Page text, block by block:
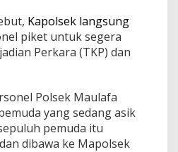
Kapolsek langsung
piket untuk segera
Perkara (TKP) dan
Polsek Maulafa
yang sedang asik
pemuda itu
dibawa ke Mapolsek